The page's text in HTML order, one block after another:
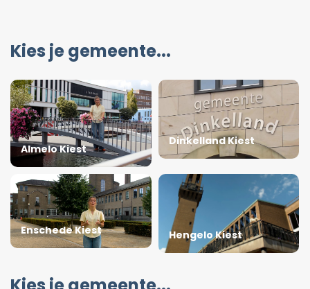
Kies je gemeente...
Almelo Kiest
Dinkelland Kiest
Enschede Kiest Hengelo Kiest